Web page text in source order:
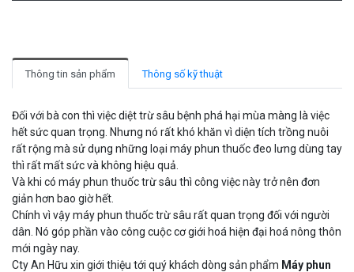
Thông tin sản phẩm Thông số kỹ thuật
Đối với bà con thì việc diệt trừ sâu bệnh phá hại mùa màng là việc
hết sức quan trọng. Nhưng nó rất khó khăn vì diện tích trồng nuôi
rất rộng mà sử dụng những loại máy phun thuốc đeo lưng dùng tay
thì rất mất sức và không hiệu quả.
Và khi có máy phun thuốc trừ sâu thì công việc này trở nên đơn
giản hơn bao giờ hết.
Chính vì vậy máy phun thuốc trừ sâu rất quan trọng đối với người
dân. Nó góp phần vào công cuộc cơ giới hoá hiện đại hoá nông thôn
mới ngày nay.
Cty An Hữu xin giới thiệu tới quý khách dòng sản phẩm Máy phun